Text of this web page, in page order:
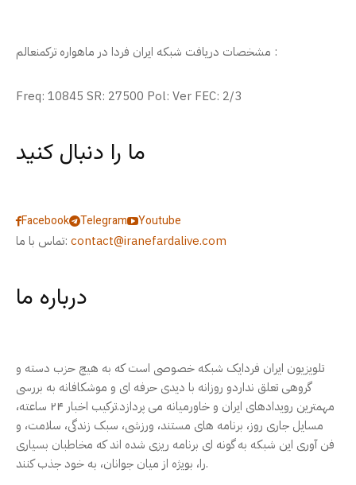
مشخصات دریافت شبکه ایران فردا در ماهواره ترکمنعالم :
Freq: 10845 SR: 27500 Pol: Ver FEC: 2/3
ما را دنبال کنید
Facebook Telegram
Youtube
تماس با ما: contact@iranefardalive.com
درباره ما
تلویزیون ایران فردایک شبکه خصوصی است که به هیچ حزب دسته و
گروهی تعلق نداردو روزانه با دیدی حرفه ای و موشکافانه به بررسی
مهمترین رویدادهای ایران و خاورمیانه می پردازد.ترکیب اخبار ۲۴ ساعته،
مسایل جاری روز، برنامه های مستند، ورزشی، سبک زندگی، سلامت، و
فن آوری این شبکه به گونه ای برنامه ریزی شده اند که مخاطبان بسیاری
را، بویژه از میان جوانان، به خود جذب کنند.